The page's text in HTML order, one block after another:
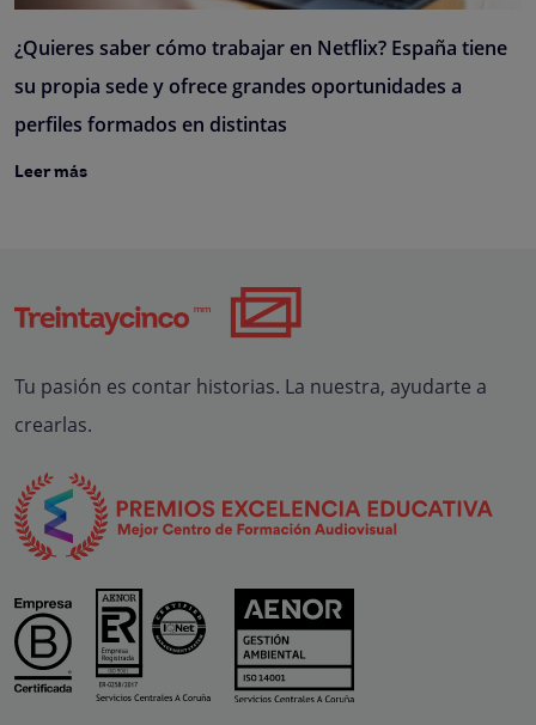
¿Quieres saber cómo trabajar en Netflix? España tiene
su propia sede y ofrece grandes oportunidades a
perfiles formados en distintas
Leer más
Tu pasión es contar historias. La nuestra, ayudarte a
crearlas.